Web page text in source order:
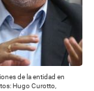
de la entidad en
Hugo Curotto,